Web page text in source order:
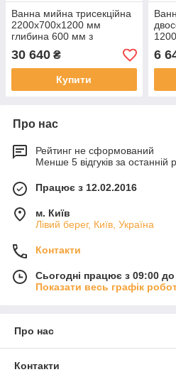
Ванна мийна трисекційна
2200х700х1200 мм
глибина 600 мм з
неіржавкої сталі
30 640 ₴
Купити
з
6
Про нас
Рейтинг не сформований
Менше 5 відгуків за останній
Працює з 12.02.2016
м. Київ
Лівий берег, Київ, Україна
Контакти
Сьогодні працює з 09:00
Показати весь графік
Про нас
Контакти